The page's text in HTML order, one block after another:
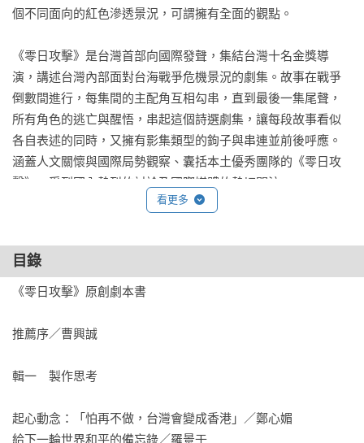
個不同面向的紅色滲透景況，可謂擁有全面的觀點。
《零日攻擊》是台灣首部向國際發聲，集結台灣十名金獎導
演，講述台灣內部面對台海戰爭危機景況的劇集。故事在戰爭
倒數間進行，每集間的主配角互相勾串，直到最後一集尾聲，
所有角色的逃亡與醒悟，串起這個詩選劇集，讓每段故事看似
各自表述的同時，又擁有影集類型的鉤子與串連並前後呼應。
涵蓋人文關懷與國際局勢觀察、囊括本土優秀團隊的《零日攻
擊》，受到國內熱烈的討論及國際媒體的熱切關注。
核心。《零日攻擊》原創劇本書收錄製作思考、專家導讀和十
集定稿劇本，在台海局勢緊張、全球高度關注台灣的狀況下，
極具參考價值。
《零日攻擊》改編小說收錄四篇中篇小說，由四位新生代作家
如何利用人們的恐懼和欲望來發動認知戰。中共在認知戰上越
成功，台灣保持民主與自由的可能性就越低。陽光是最好的消
看更多
目錄
《零日攻擊》原創劇本書
推薦序／曹興誠
輯一　製作思考
起心動念：「怕再不做，台灣會變成香港」／鄭心媚
給下一輪世界和平的備忘錄／羅景壬